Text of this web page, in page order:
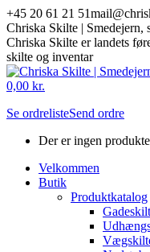
Skip
to
content
+45 20 61 21 51
Chriska Skilte | Smedejern,
Chriska Skilte er landets
skilte og inventar
Mail
opens
new
Facebook
opens
new
0,00 kr.
Se ordrelisteSend ordre
Der er ingen
Velkommen
Butik
Produktkatalog